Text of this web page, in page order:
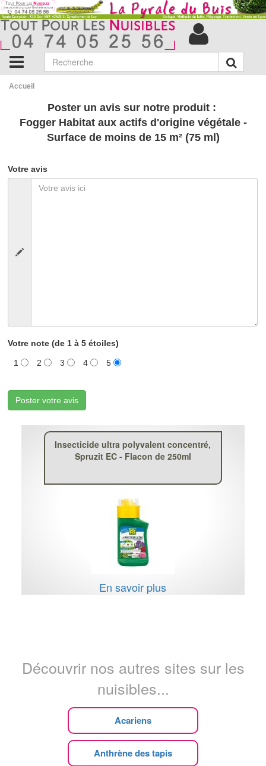
Accueil
Poster un avis sur notre produit :
Fogger Habitat aux actifs d'origine végétale -
Surface de moins de 15 m² (75 ml)
Votre avis
Votre note (de 1 à 5 étoiles)
1 2 3 4 5
Poster votre avis
Insecticide ultra polyvalent concentré,
Spruzit EC - Flacon de 250ml
En savoir plus
Découvrir nos autres sites sur les
nuisibles...
Acariens
Anthrène des tapis